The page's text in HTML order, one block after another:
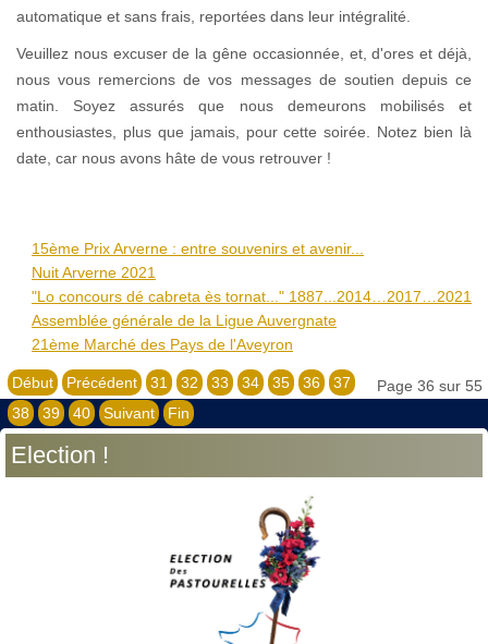
automatique et sans frais, reportées dans leur intégralité.
Veuillez nous excuser de la gêne occasionnée, et, d'ores et déjà,
nous vous remercions de vos messages de soutien depuis ce
matin. Soyez assurés que nous demeurons mobilisés et
enthousiastes, plus que jamais, pour cette soirée. Notez bien là
date, car nous avons hâte de vous retrouver !
15ème Prix Arverne : entre souvenirs et avenir...
Nuit Arverne 2021
"Lo concours dé cabreta ès tornat..." 1887...2014…2017…2021
Assemblée générale de la Ligue Auvergnate
21ème Marché des Pays de l'Aveyron
Page 36 sur 55
Début Précédent 31 32 33 34 35 36
37
38
39 40 Suivant Fin
Election !